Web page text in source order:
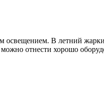
В летний
отнести хорошо